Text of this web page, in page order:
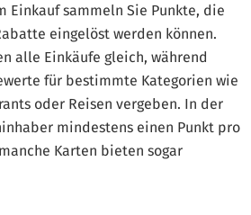
Einkauf sammeln Sie Punkte, die
eingelöst werden können.
alle Einkäufe gleich, während
für bestimmte Kategorien wie
oder Reisen vergeben. In der
mindestens einen Punkt pro
Karten bieten sogar